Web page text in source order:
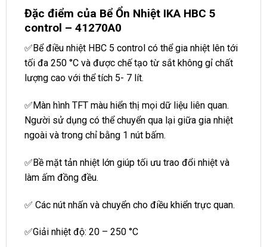
Đặc điểm của Bể Ổn Nhiệt IKA HBC 5
control – 41270A0
✅Bể điều nhiệt HBC 5 control có thể gia nhiệt lên tới
tối đa 250 °C và được chế tạo từ sắt không gỉ chất
lượng cao với thể tích 5- 7 lít.
✅Màn hình TFT màu hiển thị mọi dữ liệu liên quan.
Người sử dụng có thể chuyển qua lại giữa gia nhiệt
ngoài và trong chỉ bằng 1 nút bấm.
✅Bề mặt tản nhiệt lớn giúp tối ưu trao đổi nhiệt và
làm ấm đồng đều.
✅ Các nút nhấn và chuyển cho điều khiển trực quan.
✅Giải nhiệt độ: 20 – 250 °C